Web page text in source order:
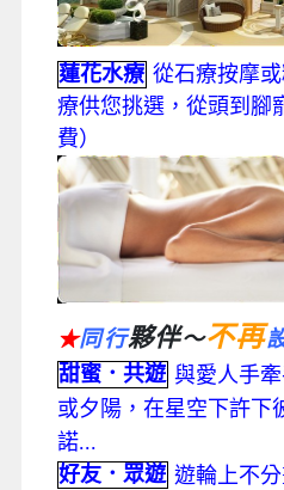
蓮花水療 從石療按摩
療供您挑選，從頭到腳
費）
★同行夥伴～不再
甜蜜．共遊 與愛人手
或夕陽，在星空下許下
諾...
好友．眾遊 遊輪上不